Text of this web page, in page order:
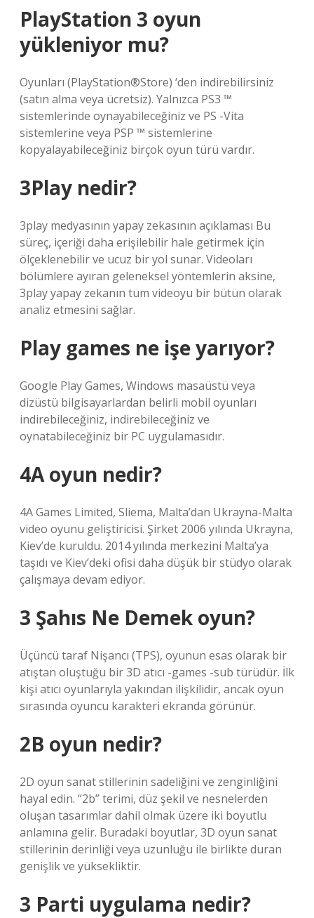
PlayStation 3 oyun
yükleniyor mu?
Oyunları (PlayStation®Store) ‘den indirebilirsiniz
(satın alma veya ücretsiz). Yalnızca PS3 ™
sistemlerinde oynayabileceğiniz ve PS -Vita
sistemlerine veya PSP ™ sistemlerine
kopyalayabileceğiniz birçok oyun türü vardır.
3Play nedir?
3play medyasının yapay zekasının açıklaması Bu
süreç, içeriği daha erişilebilir hale getirmek için
ölçeklenebilir ve ucuz bir yol sunar. Videoları
bölümlere ayıran geleneksel yöntemlerin aksine,
3play yapay zekanın tüm videoyu bir bütün olarak
analiz etmesini sağlar.
Play games ne işe yarıyor?
Google Play Games, Windows masaüstü veya
dizüstü bilgisayarlardan belirli mobil oyunları
indirebileceğiniz, indirebileceğiniz ve
oynatabileceğiniz bir PC uygulamasıdır.
4A oyun nedir?
4A Games Limited, Sliema, Malta’dan Ukrayna-Malta
video oyunu geliştiricisi. Şirket 2006 yılında Ukrayna,
Kiev’de kuruldu. 2014 yılında merkezini Malta’ya
taşıdı ve Kiev’deki ofisi daha düşük bir stüdyo olarak
çalışmaya devam ediyor.
3 Şahıs Ne Demek oyun?
Üçüncü taraf Nişancı (TPS), oyunun esas olarak bir
atıştan oluştuğu bir 3D atıcı -games -sub türüdür. İlk
kişi atıcı oyunlarıyla yakından ilişkilidir, ancak oyun
sırasında oyuncu karakteri ekranda görünür.
2B oyun nedir?
2D oyun sanat stillerinin sadeliğini ve zenginliğini
hayal edin. “2b” terimi, düz şekil ve nesnelerden
oluşan tasarımlar dahil olmak üzere iki boyutlu
anlamına gelir. Buradaki boyutlar, 3D oyun sanat
stillerinin derinliği veya uzunluğu ile birlikte duran
genişlik ve yüksekliktir.
3 Parti uygulama nedir?